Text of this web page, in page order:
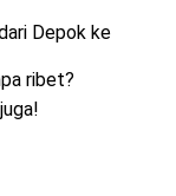
Depok ke
ribet?